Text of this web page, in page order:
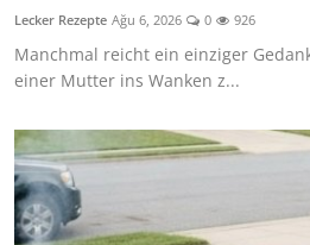
Lecker Rezepte Ağu 6, 2026 0 926
Manchmal reicht ein einziger
einer Mutter ins Wanken z...